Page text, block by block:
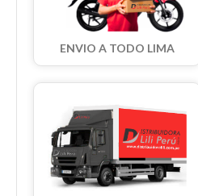
ENVIO A TODO LIMA